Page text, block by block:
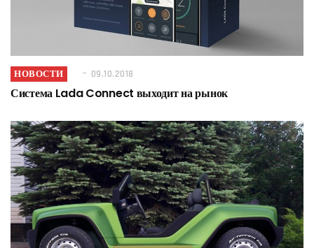
НОВОСТИ 09.10.2018
Система Lada Connect выходит на рынок